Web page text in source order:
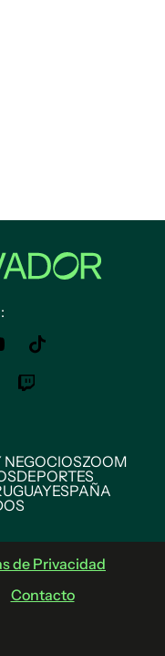
ZOOM
DEPORTES
ESPAÑA
de Privacidad
Contacto